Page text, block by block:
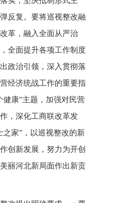
反复。要将巡视整改融
革，融入全面从严治
全面提升各项工作制度
政治引领，深入贯彻落
经济统战工作的重要指
健康”主题，加强对民营
，深化工商联改革发
之家”，以巡视整改的新
创新发展，努力为开创
丽河北新局面作出新贡